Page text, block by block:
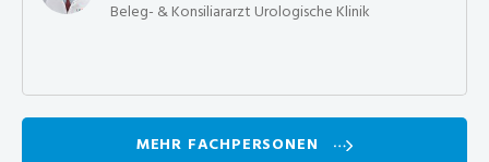
Beleg- & Konsiliararzt Urologische Klinik
MEHR FACHPERSONEN